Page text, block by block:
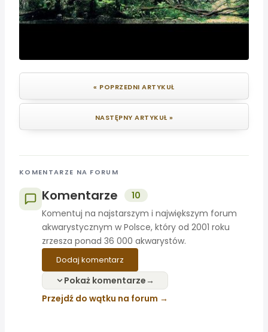
« POPRZEDNI ARTYKUŁ
NASTĘPNY ARTYKUŁ »
KOMENTARZE NA FORUM
Komentarze
10
Komentuj na najstarszym i największym forum
akwarystycznym w Polsce, który od 2001 roku
zrzesza ponad 36 000 akwarystów.
Dodaj komentarz
Pokaż komentarze
Przejdź do wątku na forum